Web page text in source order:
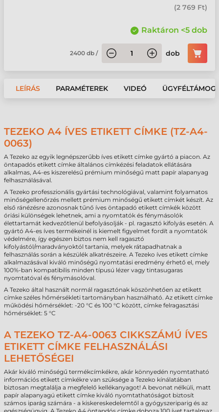
(2 769 Ft)
Raktáron <5 dob
2400 db / dob
LEÍRÁS PARAMÉTEREK VIDEÓ
TEZEKO A4 ÍVES ETIKETT CÍMKE (TZ-A4-
0063)
A Tezeko az egyik legnépszerűbb íves etikett címke gyártó a piacon. Az
öntapadós etikett címke általános címkézési feladatok ellátására
alkalmas, A4-es kiszerelésű prémium minőségű matt papír alapanyag
felhasználásával.
A Tezeko professzionális gyártási technológiával, valamint folyamatos
minőségellenőrzés mellett prémium minőségű etikett címkét készít. Az
első ránézésre azonosnak tűnő íves öntapadó etikett címkék között
óriási különségek lehetnek, ami a nyomtatók és fénymásolók
élettartamát kedvezőtlenül befolyásolják - pl. ragasztó kifolyás esetén. A
gyártó A4-es íves termékeinél is kiemelt figyelmet fordít a nyomtatók
védelmére, így egészen biztos nem kell ragasztó
kifolyástól/maradványoktól tartania, melyek rátapadhatnak a
felhasználás során a készülék alkatrészeire. A Tezeko íves etikett címke
alkalmazásával kiváló minőségű nyomtatási eredmény érhető el, mely
100%-ban kompatibilis minden típusú lézer vagy tintasugaras
nyomtatóval és fénymásolóval.
A Tezeko által használt normál ragasztónak köszönhetően az etikett
címke széles hőmérsékleti tartományban használható. Az etikett címke
működési hőmérséklet: -20 °C és 100 °C között, címke felragasztási
hőmérséklet: 5 °C
A TEZEKO TZ-A4-0063 CIKKSZÁMÚ ÍVES
ETIKETT CÍMKE FELHASZNÁLÁSI
LEHETŐSÉGEI
Akár kiváló minőségű termékcímkékre, akár könnyedén nyomtatható
információs etikett címkékre van szüksége a Tezeko kínálatában
biztosan megtalálja a megfelelő kellékanyagot! A bevonat nélküli, matt
papír alapanyagú etikett címke kiváló nyomtathatóságot biztosít
számos iparág számára - a kiskereskedelemtől a gyógyszeriparig és az